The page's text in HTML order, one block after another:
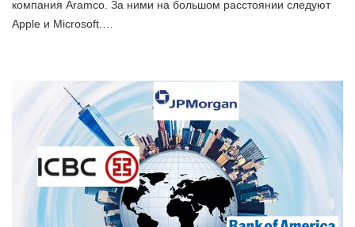
компания Aramco. За ними на большом расстоянии следуют
Apple и Microsoft.…